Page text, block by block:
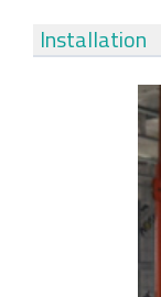
Installation